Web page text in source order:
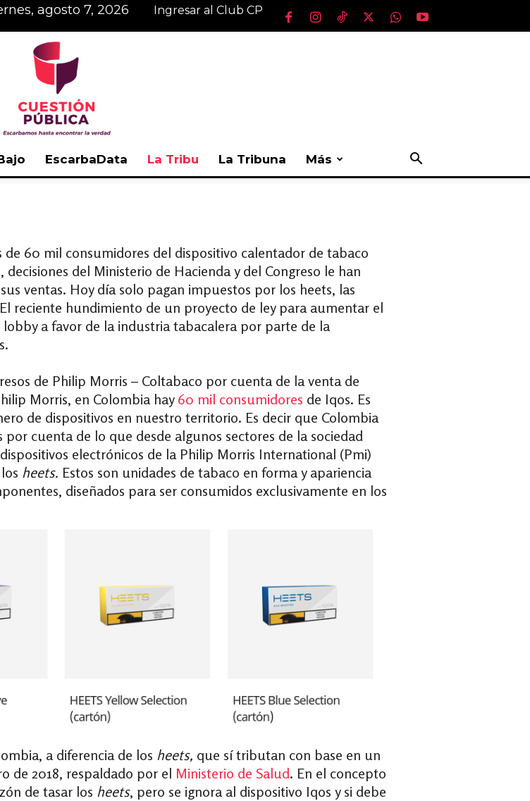
agosto 7, 2026 Ingresar al Club CP
Pública
EscarbaData La Tribu La Tribuna Más
de 60 mil consumidores del dispositivo calentador de tabaco
del Ministerio de Hacienda y del Congreso le han
ventas. Hoy día solo pagan impuestos por los heets, las
reciente hundimiento de un proyecto de ley para aumentar el
a favor de la industria tabacalera por parte de la
de Philip Morris – Coltabaco por cuenta de la venta de
Morris, en Colombia hay60 mil consumidores de Iqos. Es
de dispositivos en nuestro territorio. Es decir que Colombia
cuenta de lo que desde algunos sectores de la sociedad
electrónicos de la Philip Morris International (Pmi)
heets. Estos son unidades de tabaco en forma y apariencia
diseñados para ser consumidos exclusivamente en los
a diferencia de los heets, que sí tributan con base en un
de 2018, respaldado por el Ministerio de Salud. En el concepto
de tasar los heets, pero se ignora al dispositivo Iqos y si debe